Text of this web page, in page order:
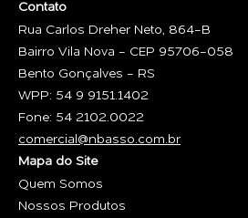
Contato
Rua Carlos Dreher Neto, 864-B
Bairro Vila Nova - CEP 95706-058
Bento Gonçalves - RS
WPP: 54 9 9151.1402
Fone: 54 2102.0022
comercial@nbasso.com.br
Mapa do Site
Quem Somos
Nossos Produtos